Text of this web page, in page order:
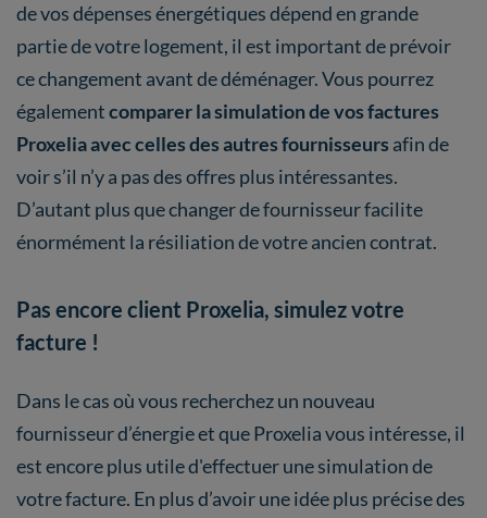
de vos dépenses énergétiques dépend en grande
partie de votre logement, il est important de prévoir
ce changement avant de déménager. Vous pourrez
égalementcomparer la simulation de vos factures
Proxelia avec celles des autres fournisseurs afin de
voir s’il n’y a pas des offres plus intéressantes.
D’autant plus que changer de fournisseur facilite
énormément la résiliation de votre ancien contrat.
Pas encore client Proxelia, simulez votre
facture !
Dans le cas où vous recherchez un nouveau
fournisseur d’énergie et que Proxelia vous intéresse, il
est encore plus utile d'effectuer une simulation de
votre facture. En plus d’avoir une idée plus précise des